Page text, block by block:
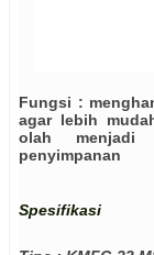
Fungsi :
agar lebih
olah menjadi
penyimpanan
Spesifikasi